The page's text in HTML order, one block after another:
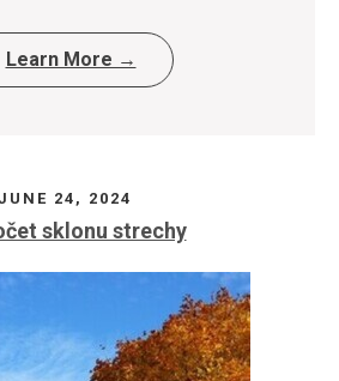
Learn More →
24, 2024
sklonu strechy